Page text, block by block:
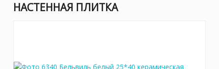
НАСТЕННАЯ ПЛИТКА